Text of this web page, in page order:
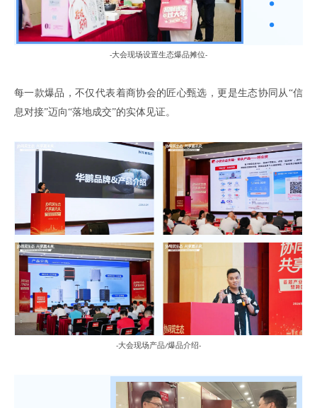
-大会现场设置生态爆品摊位-
每一款爆品，不仅代表着商协会的匠心甄选，更是生态协同从 “信
息对接”迈向“落地成交”的实体见证。
-大会现场产品/爆品介绍-